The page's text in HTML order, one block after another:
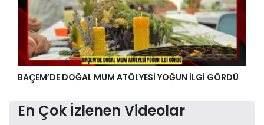
BAÇEM’DE DOĞAL MUM ATÖLYESİ YOĞUN İLGİ GÖRDÜ
En Çok İzlenen Videolar